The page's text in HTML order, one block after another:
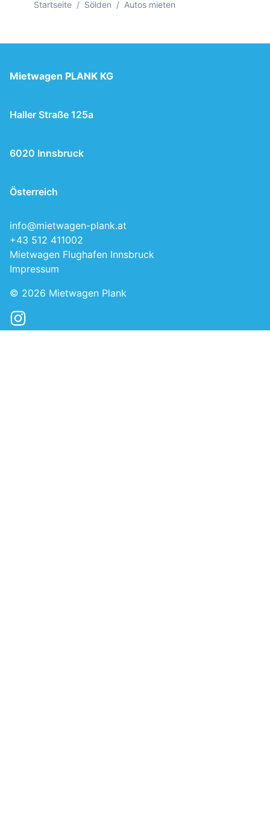
Startseite / Sölden / Autos mieten
Mietwagen PLANK KG
Haller Straße 125a
6020 Innsbruck
Österreich
info@mietwagen-plank.at
+43 512 411002
Mietwagen Flughafen Innsbruck
Impressum
© 2026 Mietwagen Plank